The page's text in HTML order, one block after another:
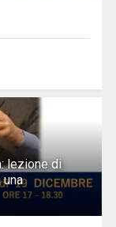
lezione di
una